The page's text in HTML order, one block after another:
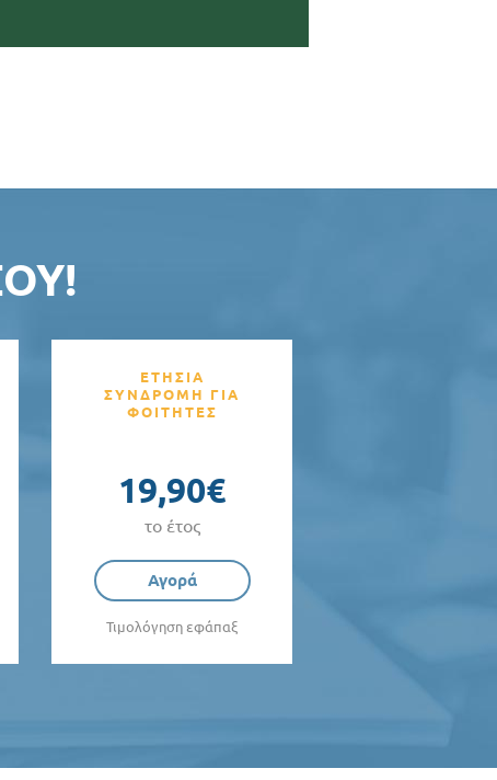
ΕΤΗΣΙΑ
ΣΥΝΔΡΟΜΗ ΓΙΑ
ΦΟΙΤΗΤΕΣ
19,90€
το έτος
Αγορά
Τιμολόγηση εφάπαξ